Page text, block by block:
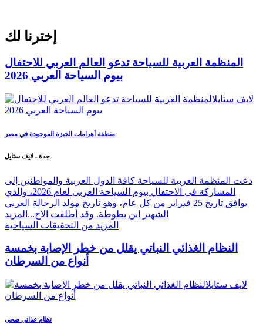
إخترنا لك
المنظمة العربية للسياحة تدعو العالم العربي للاحتفال
بيوم السياحة العربي 2026
منطقة أهرامات الجيزة الموجودة في مصر
جدة ـ لايف ستايل
دعت المنظمة العربية للسياحة كافة الدول العربية والمواطنين إلى
المشاركة في الاحتفال بيوم السياحة العربي لعام 2026، والذي
يوافق تاريخ 25 فبراير من كل عام، وهو تاريخ مولد الرحالة العربي
الشهير ابن بطوطة. وقد أُطلقت الاح... المزيد
المزيد من التحقيقات السياحية
النظام الغذائي النباتي يقلل من خطر الإصابة بخمسة
أنواع من السرطان
نظام غذائي صحي